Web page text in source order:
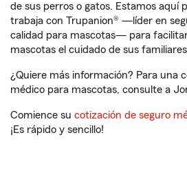
de sus perros o gatos. Estamos aquí
trabaja con Trupanion® —líder en
calidad para mascotas— para
mascotas el cuidado de sus
¿Quiere más información? Para una
médico para mascotas, consulte a
Comience su cotización de seguro
¡Es rápido y sencillo!